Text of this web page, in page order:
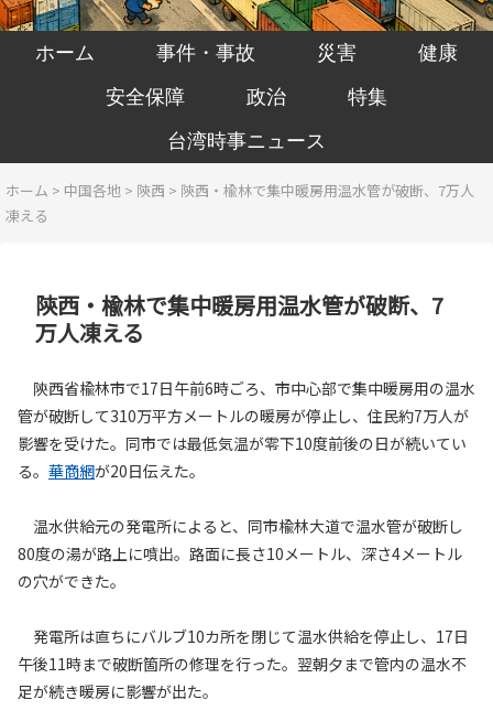
ホーム 事件・事故 災害
健康
安全保障
政治
特集
台湾時事ニュース
ホーム > 中国各地 > 陝西 > 陝西・楡林で集中暖房用温水管が破断、7万人
凍える
陝西・楡林で集中暖房用温水管が破断、7
万人凍える
陝西省楡林市で17日午前6時ごろ、市中心部で集中暖房用の温水
管が破断して310万平方メートルの暖房が停止し、住民約7万人が
影響を受けた。同市では最低気温が零下10度前後の日が続いてい
る。 華商網が20日伝えた。
温水供給元の発電所によると、同市楡林大道で温水管が破断し
80度の湯が路上に噴出。路面に長さ10メートル、深さ4メートル
の穴ができた。
発電所は直ちにバルブ10カ所を閉じて温水供給を停止し、17日
午後11時まで破断箇所の修理を行った。翌朝夕まで管内の温水不
足が続き暖房に影響が出た。